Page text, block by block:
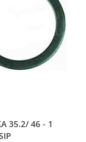
35.2/ 46 - 1